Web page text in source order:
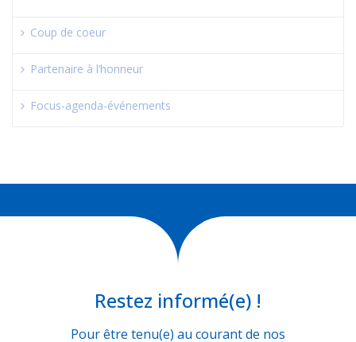
Coup de coeur
Partenaire à l’honneur
Focus-agenda-événements
Restez informé(e) !
Pour être tenu(e) au courant de nos